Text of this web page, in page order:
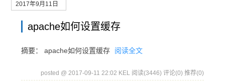
2017年9月11日
apache如何设置缓存
摘要： apache如何设置缓存 阅读全文
posted @ 2017-09-11 22:02 KEL 阅读(3446) 评论(0) 推荐(0)